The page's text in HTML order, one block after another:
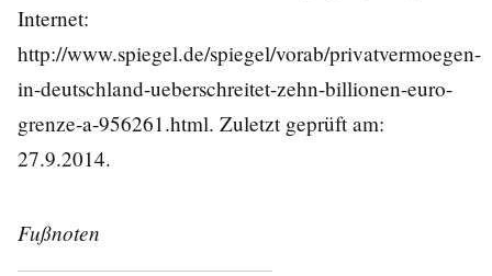
Internet:
http://www.spiegel.de/spiegel/vorab/privatvermoegen-
in-deutschland-ueberschreitet-zehn-billionen-euro-
grenze-a-956261.html. Zuletzt geprüft am:
27.9.2014.
Fußnoten